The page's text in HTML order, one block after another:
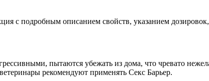
с подробным описанием свойств, указанием
пытаются убежать из дома, что чревато
рекомендуют применять Секс Барьер.